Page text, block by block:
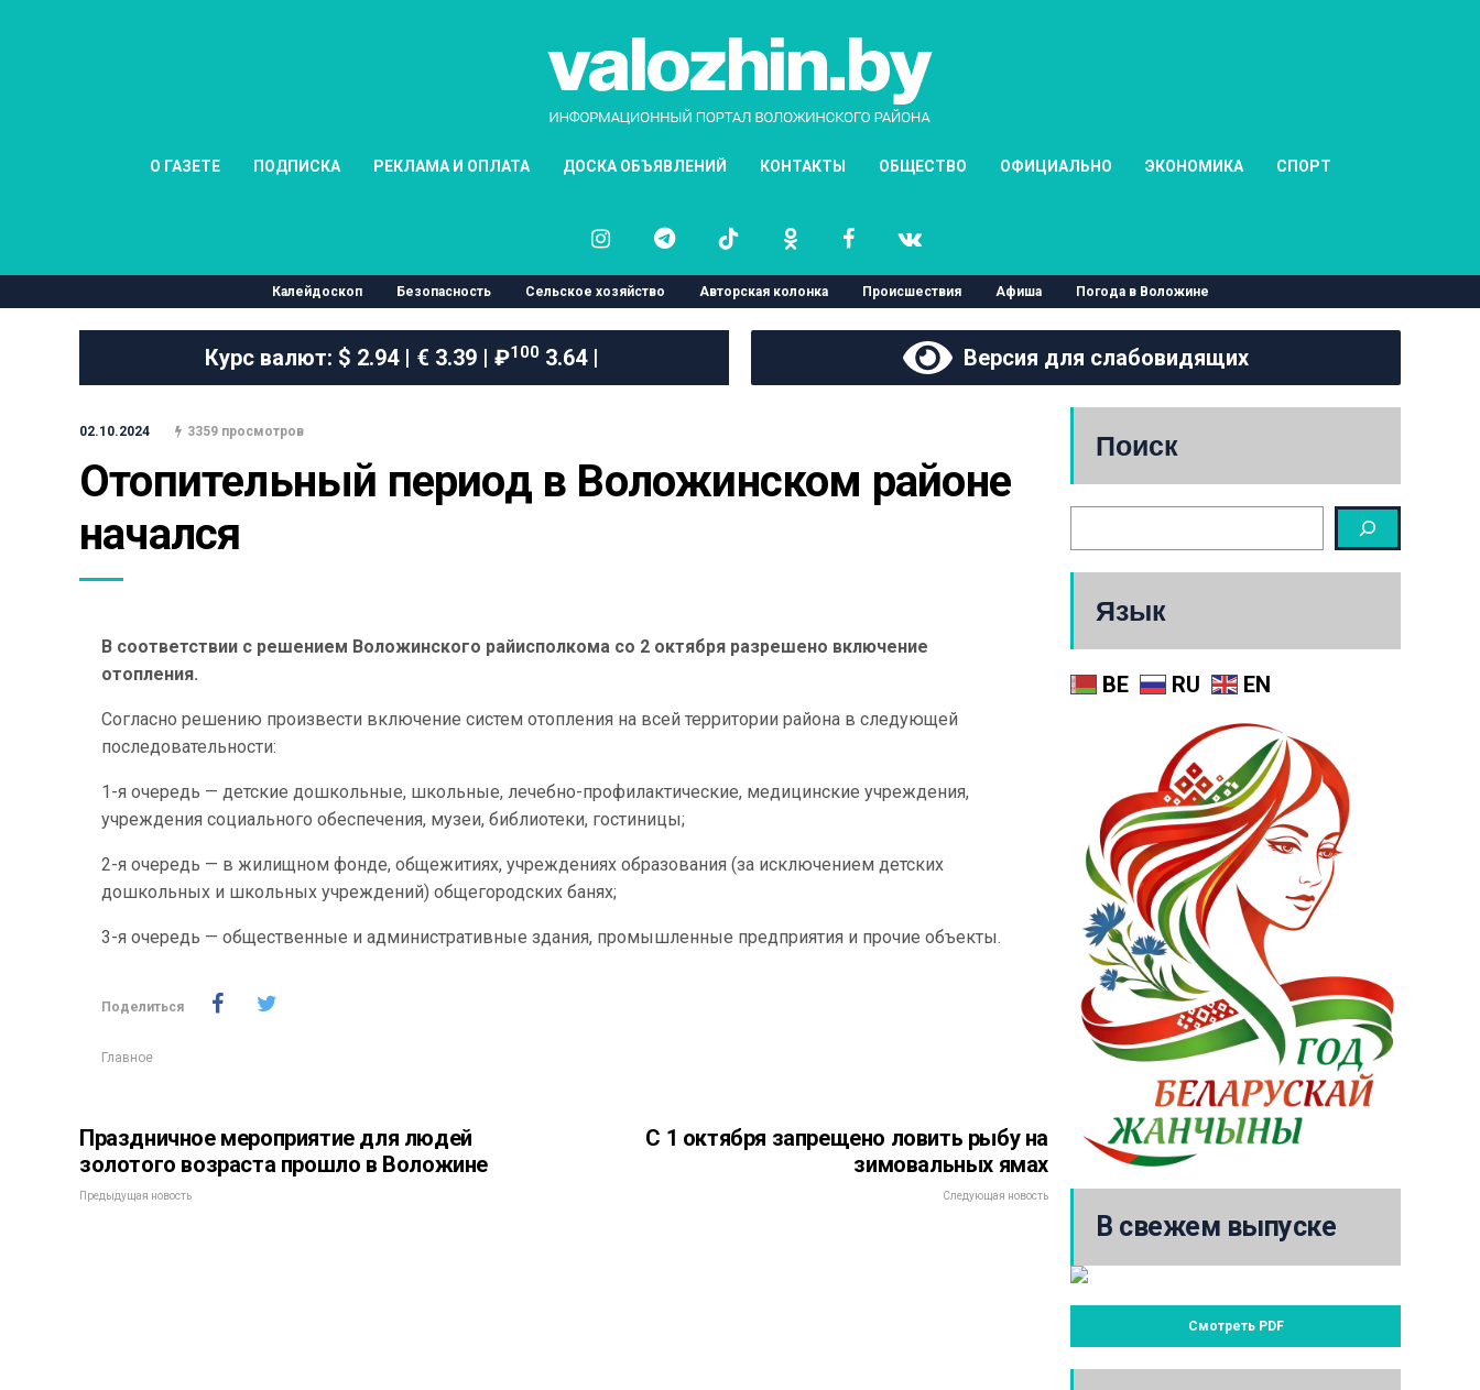
О ГАЗЕТЕ ПОДПИСКА РЕКЛАМА И ОПЛАТА ДОСКА ОБЪЯВЛЕНИЙ КОНТАКТЫ ОБЩЕСТВО ОФИЦИАЛЬНО ЭКОНОМИКА СПОРТ
Калейдоскоп Безопасность Сельское хозяйство Авторская колонка Происшествия Афиша Погода в Воложине
Курс валют: $ 2.94 | € 3.39 | ₽1003.64 | Версия для слабовидящих
02.10.2024 3359 просмотров
Отопительный период в Воложинском районе
начался
В соответствии с решением Воложинского райисполкома со 2 октября разрешено включение
отопления.
Согласно решению произвести включение систем отопления на всей территории района в следующей
последовательности:
1-я очередь — детские дошкольные, школьные, лечебно-профилактические, медицинские учреждения,
учреждения социального обеспечения, музеи, библиотеки, гостиницы;
2-я очередь — в жилищном фонде, общежитиях, учреждениях образования (за исключением детских
дошкольных и школьных учреждений) общегородских банях;
3-я очередь — общественные и административные здания, промышленные предприятия и прочие объекты.
Поделиться
Главное
Праздничное мероприятие для людей
золотого возраста прошло в Воложине
Предыдущая новость
С 1 октября запрещено ловить рыбу на
зимовальных ямах
Следующая новость
Поиск
Язык
BE RU EN
В свежем выпуске
Смотреть PDF